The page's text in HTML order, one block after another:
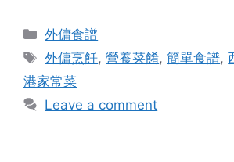
Categories
外傭食譜
Tags
外傭烹飪,營養菜餚,簡單食譜,
港家常菜
Leave a comment